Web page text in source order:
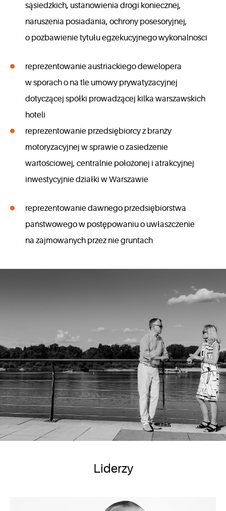
sąsiedzkich, ustanowienia drogi koniecznej,
naruszenia posiadania, ochrony posesoryjnej,
o pozbawienie tytułu egzekucyjnego wykonalności
reprezentowanie austriackiego dewelopera
w sporach o na tle umowy prywatyzacyjnej
dotyczącej spółki prowadzącej kilka warszawskich
hoteli
reprezentowanie przedsiębiorcy z branży
motoryzacyjnej w sprawie o zasiedzenie
wartościowej, centralnie położonej i atrakcyjnej
inwestycyjnie działki w Warszawie
reprezentowanie dawnego przedsiębiorstwa
państwowego w postępowaniu o uwłaszczenie
na zajmowanych przez nie gruntach
Liderzy